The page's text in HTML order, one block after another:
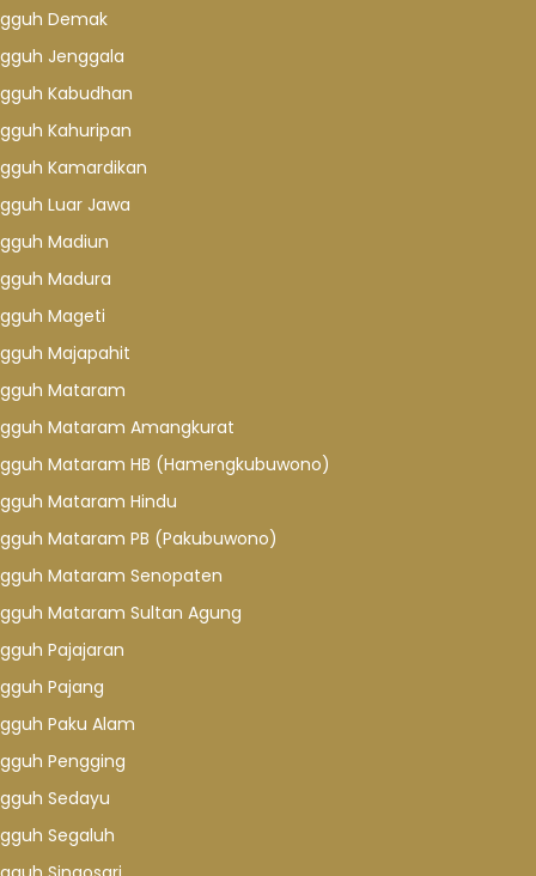
Demak
Jenggala
Kabudhan
Kahuripan
Kamardikan
Luar Jawa
Madiun
Madura
Mageti
Majapahit
Mataram
Mataram Amangkurat
Mataram HB (Hamengkubuwono)
Mataram Hindu
Mataram PB (Pakubuwono)
Mataram Senopaten
Mataram Sultan Agung
Pajajaran
Pajang
Paku Alam
Pengging
Sedayu
Segaluh